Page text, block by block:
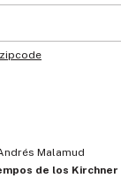
Malamud
de los Kirchner